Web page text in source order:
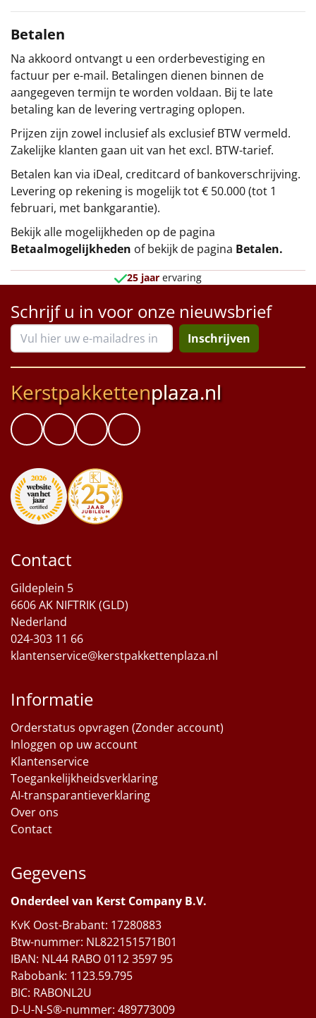
Betalen
Na akkoord ontvangt u een orderbevestiging en
factuur per e-mail. Betalingen dienen binnen de
aangegeven termijn te worden voldaan. Bij te late
betaling kan de levering vertraging oplopen.
Prijzen zijn zowel inclusief als exclusief BTW vermeld.
Zakelijke klanten gaan uit van het excl. BTW-tarief.
Betalen kan via iDeal, creditcard of bankoverschrijving.
Levering op rekening is mogelijk tot € 50.000 (tot 1
februari, met bankgarantie).
Bekijk alle mogelijkheden op de pagina
Betaalmogelijkheden of bekijk de pagina Betalen.
25 jaar ervaring
Schrijf u in voor onze nieuwsbrief
Inschrijven
Kerstpakkettenplaza.nl
Contact
Gildeplein 5
6606 AK NIFTRIK (GLD)
Nederland
024-303 11 66
klantenservice@kerstpakkettenplaza.nl
Informatie
Orderstatus opvragen (Zonder account)
Inloggen op uw account
Klantenservice
Toegankelijkheidsverklaring
AI-transparantieverklaring
Over ons
Contact
Gegevens
Onderdeel van Kerst Company B.V.
KvK Oost-Brabant: 17280883
Btw-nummer: NL822151571B01
IBAN: NL44 RABO 0112 3597 95
Rabobank: 1123.59.795
BIC: RABONL2U
D-U-N-S®-nummer: 489773009